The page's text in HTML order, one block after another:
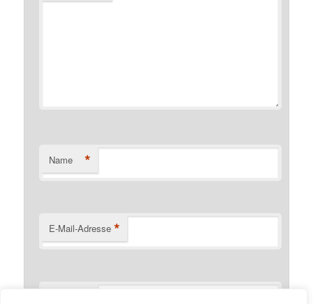
Name *
E-Mail-Adresse *